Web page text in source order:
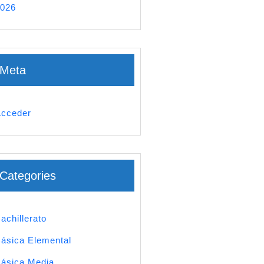
Meta
Categories
Elemental
Media